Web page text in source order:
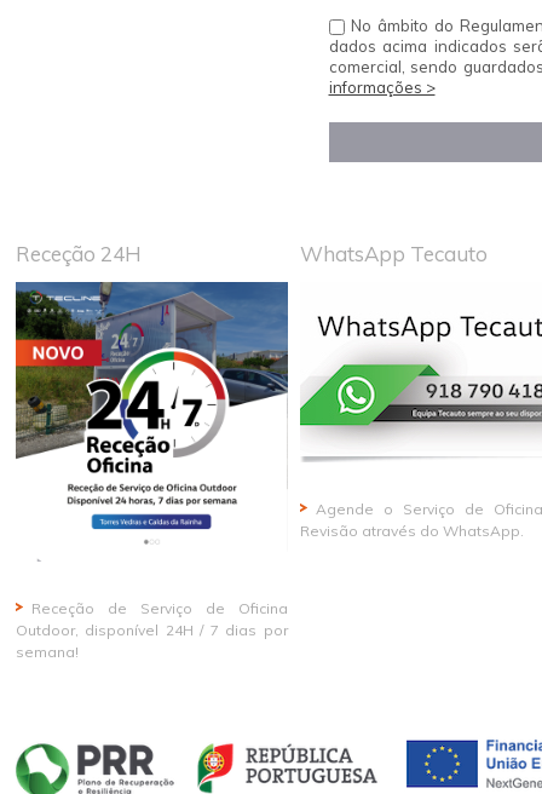
No âmbito do
dados acima indicados
comercial, sendo
informações >
Receção 24H
Receção de Serviço de Oficina
Outdoor, disponível 24H / 7 dias por
semana!
WhatsApp Tecauto
Agende o Serviço de
Revisão através do WhatsApp.